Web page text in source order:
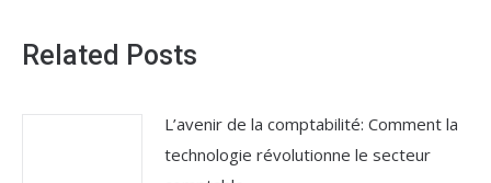
Related Posts
L’avenir de la comptabilité: Comment la
technologie révolutionne le secteur